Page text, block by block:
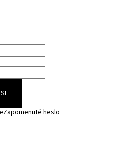
Zapomenuté heslo